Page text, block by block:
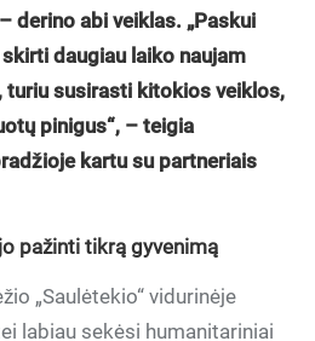
derino abi veiklas. „Paskui
daugiau laiko naujam
turiu susirasti kitokios veiklos,
pinigus“, – teigia
kartu su partneriais
pažinti tikrą gyvenimą
„Saulėtekio“ vidurinėje
labiau sekėsi humanitariniai